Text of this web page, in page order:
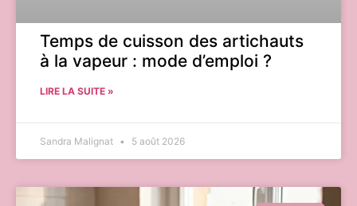
Temps de cuisson des artichauts
à la vapeur : mode d’emploi ?
LIRE LA SUITE »
Sandra Malignat 5 août 2026